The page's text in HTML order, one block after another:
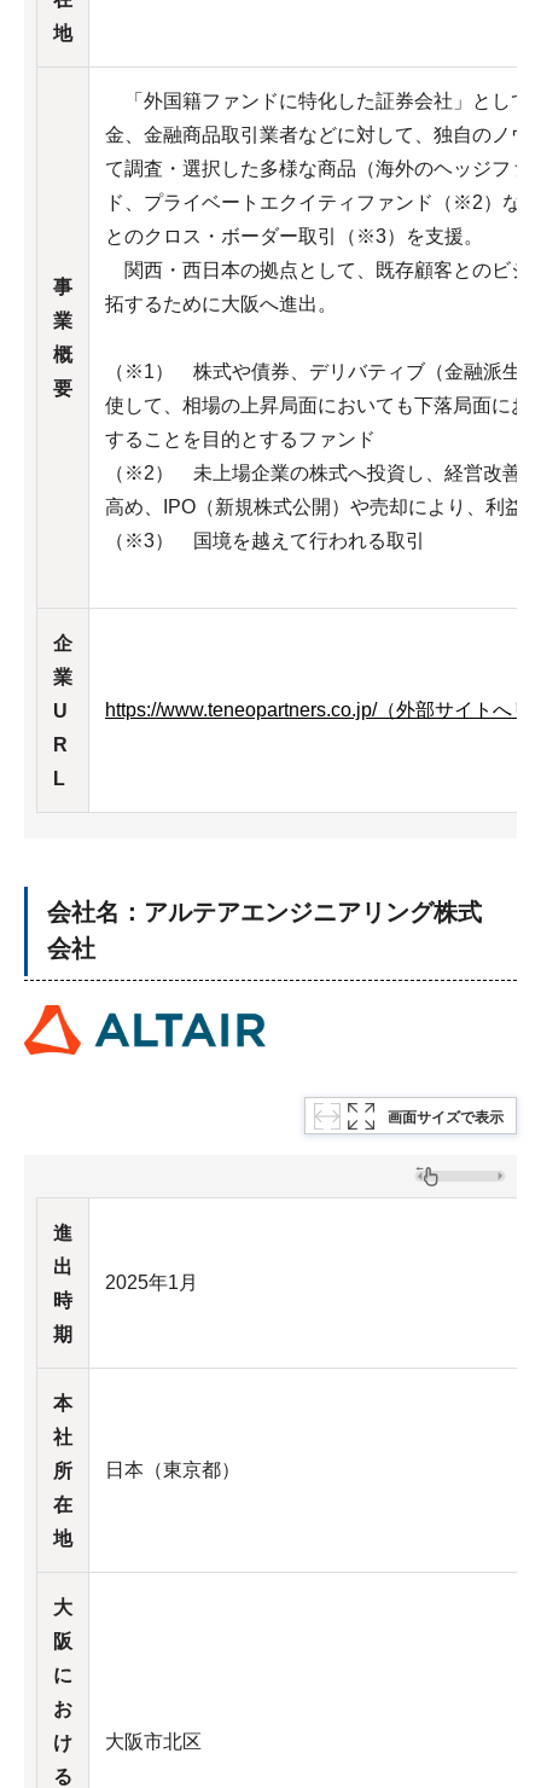
地
事
業
概
要
「外国籍ファンドに特化した証券会社」として
金、金融商品取引業者などに対して、独自のノウ
て調査・選択した多様な商品（海外のヘッジフ
ド、プライベートエクイティファンド（※2）な
とのクロス・ボーダー取引（※3）を支援。
関西・西日本の拠点として、既存顧客とのビジ
拓するために大阪へ進出。
（※1） 株式や債券、デリバティブ（金融派生
使して、相場の上昇局面においても下落局面にお
することを目的とするファンド
（※2） 未上場企業の株式へ投資し、経営改善
高め、IPO（新規株式公開）や売却により、利益
（※3） 国境を越えて行われる取引
企
業
U
R
L
https://www.teneopartners.co.jp/（外部サイトへリ
会社名：アルテアエンジニアリング株式
会社
画面サイズで表示
進
出
時
期
2025年1月
本
社
所
在
地
日本（東京都）
大
阪
に
お
け
る
大阪市北区